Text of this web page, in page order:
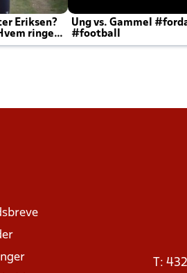
Eriksen?
ringer
Ung vs. Gammel
#football
T: